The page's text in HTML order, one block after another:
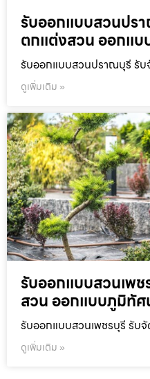
รับออกแบบสวนปร
ตกแต่งสวน ออกแบ
รับออกแบบสวนปราณบุรี รั
ดูเพิ่มเติม »
รับออกแบบสวนเพ
สวน ออกแบบภูมิทัศ
รับออกแบบสวนเพชรบุรี รับ
ดูเพิ่มเติม »